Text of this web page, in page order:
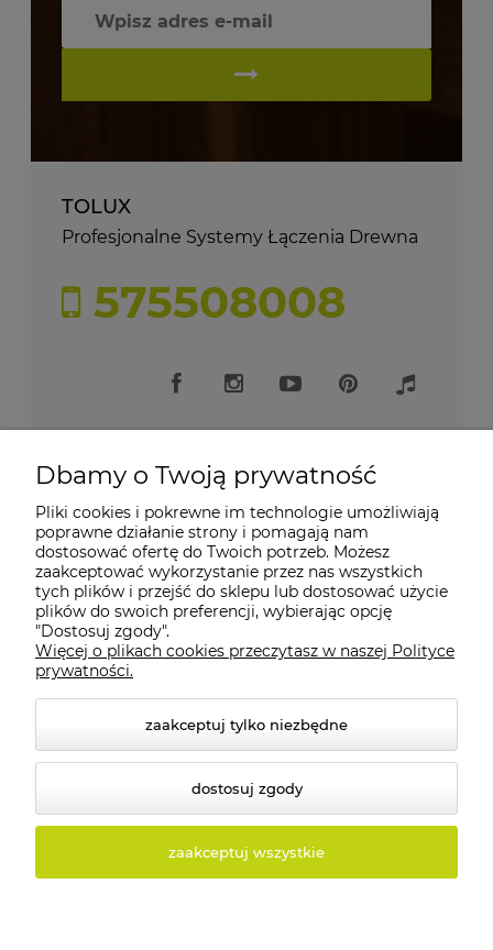
TOLUX
Profesjonalne Systemy Łączenia Drewna
575508008
Moje konto
Płatności i dostawa
Informacje
Styl graficzny i aplikacje ShopGadget.pl
Dbamy o Twoją prywatność
Pliki cookies i pokrewne im technologie umożliwiają
poprawne działanie strony i pomagają nam
dostosować ofertę do Twoich potrzeb. Możesz
zaakceptować wykorzystanie przez nas wszystkich
tych plików i przejść do sklepu lub dostosować użycie
plików do swoich preferencji, wybierając opcję
"Dostosuj zgody".
Więcej o plikach cookies przeczytasz w naszej Polityce
prywatności.
zaakceptuj tylko niezbędne
dostosuj zgody
zaakceptuj wszystkie